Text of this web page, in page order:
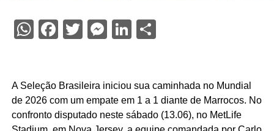
WhatsApp
Facebook
Twitter
Messenger
LinkedIn
Share
A Seleção Brasileira iniciou sua caminhada no Mundial
de 2026 com um empate em 1 a 1 diante de Marrocos. No
confronto disputado neste sábado (13.06), no MetLife